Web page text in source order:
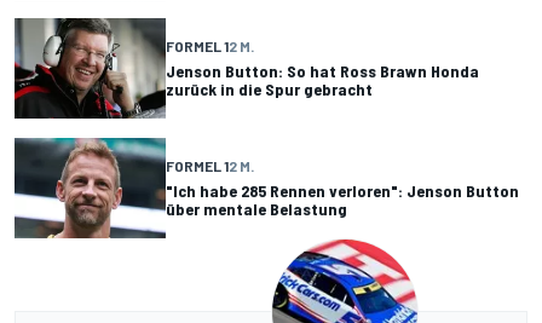
FORMEL 12 M.
Jenson Button: So hat Ross Brawn Honda
zurück in die Spur gebracht
FORMEL 12 M.
"Ich habe 285 Rennen verloren": Jenson Button
über mentale Belastung